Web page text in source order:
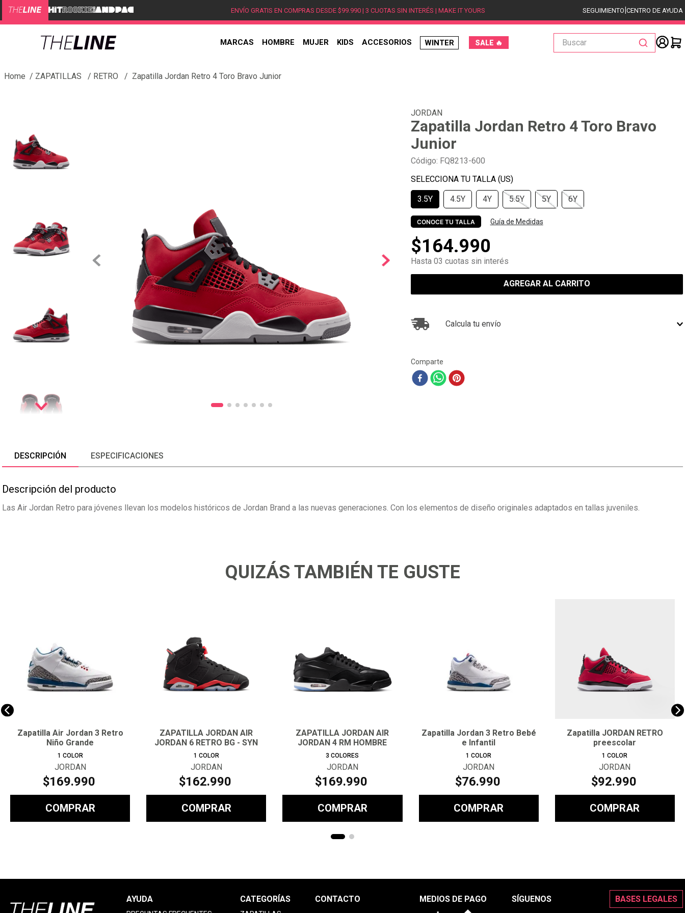
ENVÍO GRATIS EN COMPRAS DESDE $99.990 | 3 CUOTAS SIN INTERÉS | MAKE IT YOURS SEGUIMIENTO|CENTRO DE AYUDA
MARCAS HOMBRE MUJER KIDS ACCESORIOS WINTER SALE 🔥
Buscar
ZAPATILLAS RETRO Zapatilla Jordan Retro 4 Toro Bravo Junior
JORDAN
Zapatilla Jordan Retro 4 Toro Bravo
Junior
Código: FQ8213-600
3.5Y 4.5Y 4Y 5.5Y 5Y 6Y
CONOCE TU TALLA Guía de Medidas
$164.990
Hasta 03 cuotas sin interés
AGREGAR AL CARRITO
Calcula tu envío
Comparte
DESCRIPCIÓN ESPECIFICACIONES
Descripción del producto
Las Air Jordan Retro para jóvenes llevan los modelos históricos de Jordan Brand a las nuevas generaciones. Con los elementos de diseño originales adaptados en tallas juveniles.
QUIZÁS TAMBIÉN TE GUSTE
Zapatilla Air Jordan 3 Retro
Niño Grande
1 COLOR
JORDAN
$169.990
COMPRAR
ZAPATILLA JORDAN AIR
JORDAN 6 RETRO BG - SYN
JOVEN
1 COLOR
JORDAN
$162.990
COMPRAR
ZAPATILLA JORDAN AIR
JORDAN 4 RM HOMBRE
3 COLORES
JORDAN
$169.990
COMPRAR
Zapatilla Jordan 3 Retro Bebé
e Infantil
1 COLOR
JORDAN
$76.990
COMPRAR
Zapatilla JORDAN RETRO
preescolar
1 COLOR
JORDAN
$92.990
COMPRAR
AYUDA CATEGORÍAS CONTACTO MEDIOS DE PAGO SÍGUENOS BASES LEGALES